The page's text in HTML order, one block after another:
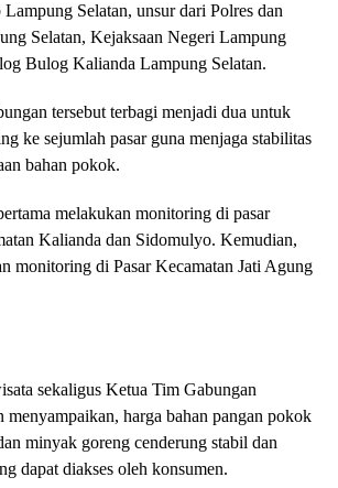
Selatan, unsur dari Polres dan
Selatan, Kejaksaan Negeri Lampung
Bulog Kalianda Lampung Selatan.
tersebut terbagi menjadi dua untuk
ke sejumlah pasar guna menjaga stabilitas
bahan pokok.
melakukan monitoring di pasar
Kalianda dan Sidomulyo. Kemudian,
monitoring di Pasar Kecamatan Jati Agung
sekaligus Ketua Tim Gabungan
menyampaikan, harga bahan pangan pokok
minyak goreng cenderung stabil dan
dapat diakses oleh konsumen.